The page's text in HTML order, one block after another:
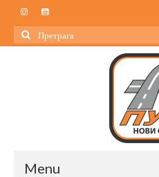
Search
for:
Menu